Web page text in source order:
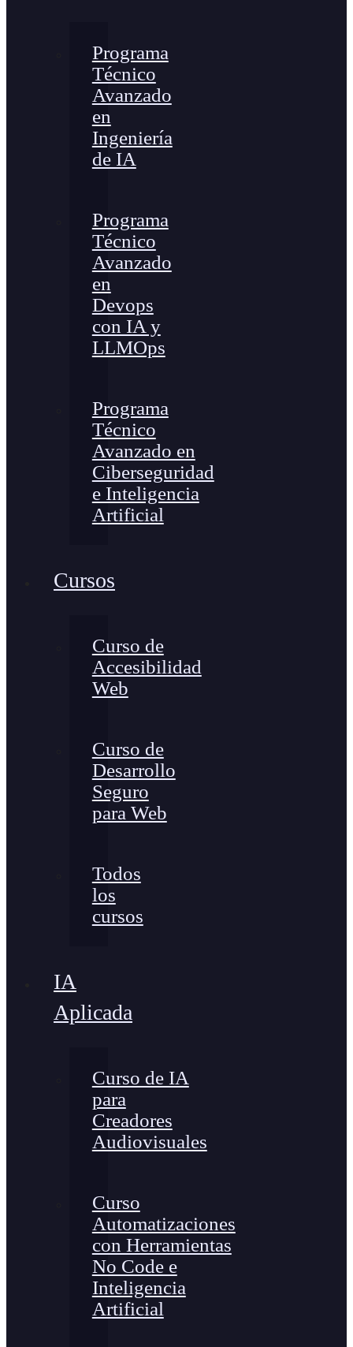
Programa
Técnico
Avanzado
en
Ingeniería
de IA
Programa
Técnico
Avanzado
en
Devops
con IA y
LLMOps
Programa
Técnico
Avanzado en
Ciberseguridad
e Inteligencia
Artificial
Cursos
Curso de
Accesibilidad
Web
Curso de
Desarrollo
Seguro
para Web
Todos
los
cursos
IA
Aplicada
Curso de IA
para
Creadores
Audiovisuales
Curso
Automatizaciones
con Herramientas
No Code e
Inteligencia
Artificial